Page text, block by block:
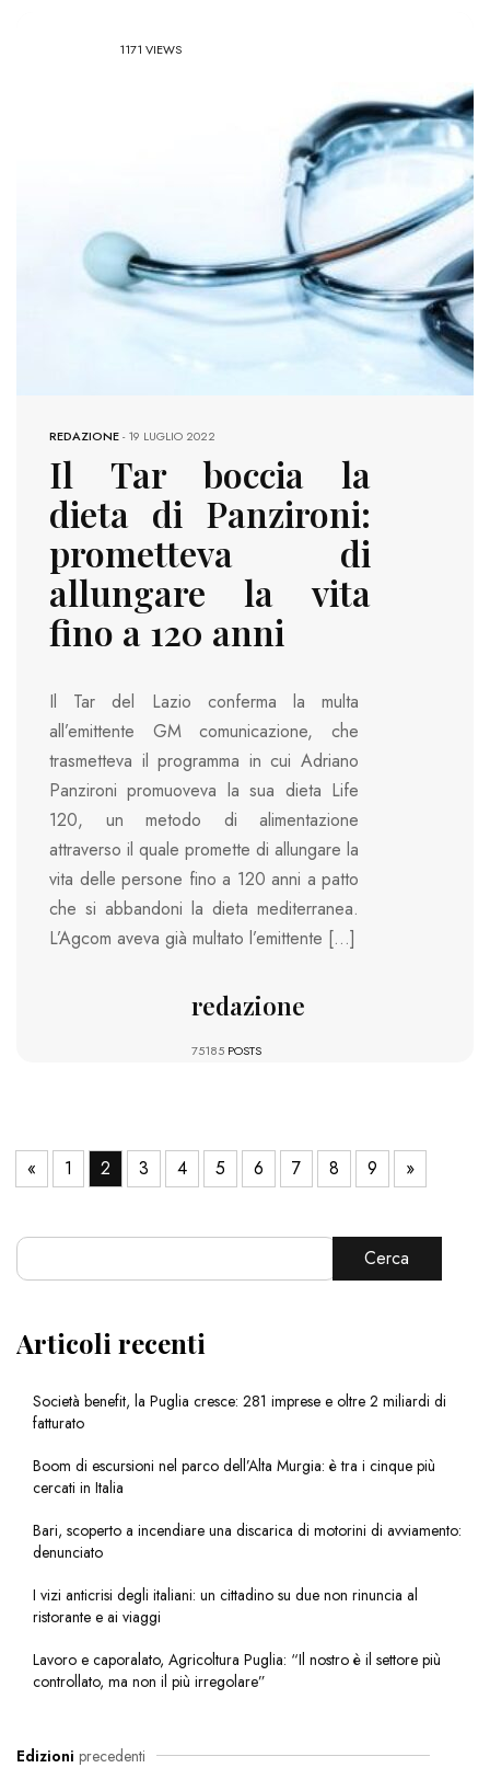
1171 VIEWS
REDAZIONE-19 LUGLIO 2022
Il Tar boccia la
dieta di Panzironi:
prometteva di
allungare la vita
fino a 120 anni
Il Tar del Lazio conferma la multa
all’emittente GM comunicazione, che
trasmetteva il programma in cui Adriano
Panzironi promuoveva la sua dieta Life
120, un metodo di alimentazione
attraverso il quale promette di allungare la
vita delle persone fino a 120 anni a patto
che si abbandoni la dieta mediterranea.
L’Agcom aveva già multato l’emittente […]
redazione
75185 POSTS
« 1 2 3 4 5 6 7 8 9 »
Cerca
Articoli recenti
Società benefit, la Puglia cresce: 281 imprese e oltre 2 miliardi di
fatturato
Boom di escursioni nel parco dell’Alta Murgia: è tra i cinque più
cercati in Italia
Bari, scoperto a incendiare una discarica di motorini di avviamento:
denunciato
I vizi anticrisi degli italiani: un cittadino su due non rinuncia al
ristorante e ai viaggi
Lavoro e caporalato, Agricoltura Puglia: “Il nostro è il settore più
controllato, ma non il più irregolare”
Edizioni precedenti